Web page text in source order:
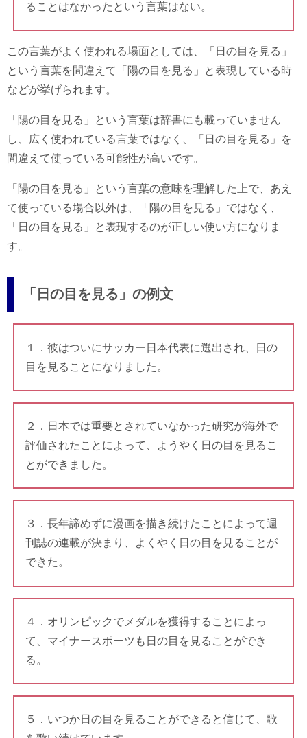
ることはなかったという言葉はない。
この言葉がよく使われる場面としては、「日の目を見る」
という言葉を間違えて「陽の目を見る」と表現している時
などが挙げられます。
「陽の目を見る」という言葉は辞書にも載っていません
し、広く使われている言葉ではなく、「日の目を見る」を
間違えて使っている可能性が高いです。
「陽の目を見る」という言葉の意味を理解した上で、あえ
て使っている場合以外は、「陽の目を見る」ではなく、
「日の目を見る」と表現するのが正しい使い方になりま
す。
「日の目を見る」の例文
１．彼はついにサッカー日本代表に選出され、日の
目を見ることになりました。
２．日本では重要とされていなかった研究が海外で
評価されたことによって、ようやく日の目を見るこ
とができました。
３．長年諦めずに漫画を描き続けたことによって週
刊誌の連載が決まり、よくやく日の目を見ることが
できた。
４．オリンピックでメダルを獲得することによっ
て、マイナースポーツも日の目を見ることができ
る。
５．いつか日の目を見ることができると信じて、歌